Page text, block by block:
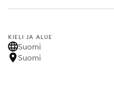
KIELI JA ALUE
Suomi
Suomi